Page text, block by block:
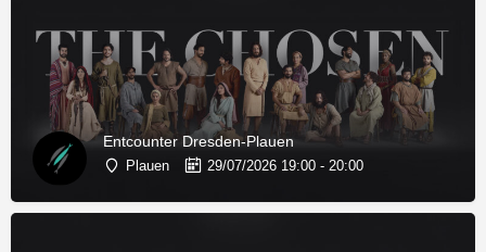
Entcounter Dresden-Plauen
Plauen 29/07/2026 19:00 - 20:00